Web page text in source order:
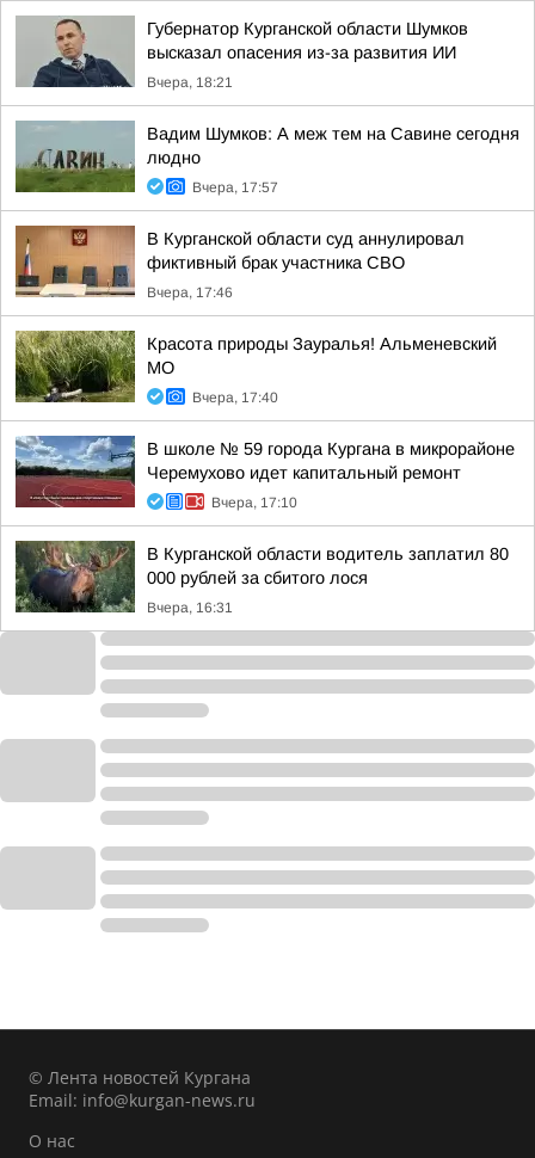
Губернатор Курганской области Шумков
высказал опасения из-за развития ИИ
Вчера, 18:21
Вадим Шумков: А меж тем на Савине сегодня
людно
Вчера, 17:57
В Курганской области суд аннулировал
фиктивный брак участника СВО
Вчера, 17:46
Красота природы Зауралья! Альменевский
МО
Вчера, 17:40
В школе № 59 города Кургана в микрорайоне
Черемухово идет капитальный ремонт
Вчера, 17:10
В Курганской области водитель заплатил 80
000 рублей за сбитого лося
Вчера, 16:31
© Лента новостей Кургана
Email: info@kurgan-news.ru
О нас